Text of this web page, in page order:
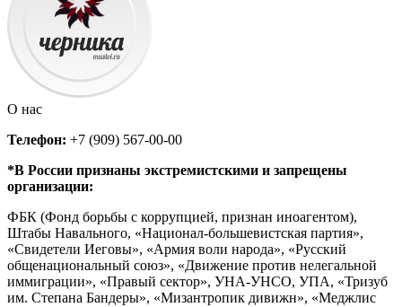
О нас
Телефон: +7 (909) 567-00-00
*В России признаны экстремистскими и запрещены
организации:
ФБК (Фонд борьбы с коррупцией, признан иноагентом),
Штабы Навального, «Национал-большевистская партия»,
«Свидетели Иеговы», «Армия воли народа», «Русский
общенациональный союз», «Движение против нелегальной
иммиграции», «Правый сектор», УНА-УНСО, УПА, «Тризуб
им. Степана Бандеры», «Мизантропик дивижн», «Меджлис